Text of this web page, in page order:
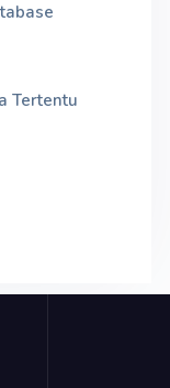
Tertentu